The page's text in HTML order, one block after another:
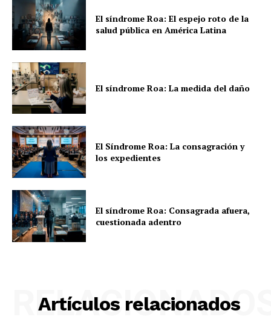
El síndrome Roa: El espejo roto de la
salud pública en América Latina
El síndrome Roa: La medida del daño
El Síndrome Roa: La consagración y
los expedientes
El síndrome Roa: Consagrada afuera,
cuestionada adentro
Artículos relacionados